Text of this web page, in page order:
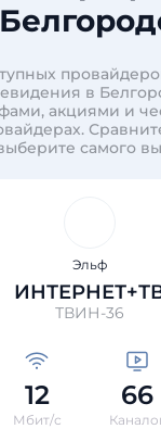
в
акциями и
самого
Эльф
ТВИН-36
12
Мбит/с
66